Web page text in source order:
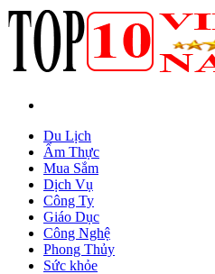
Du Lịch
Ẩm Thực
Mua Sắm
Dịch Vụ
Công Ty
Giáo Dục
Công Nghệ
Phong Thủy
Sức khỏe